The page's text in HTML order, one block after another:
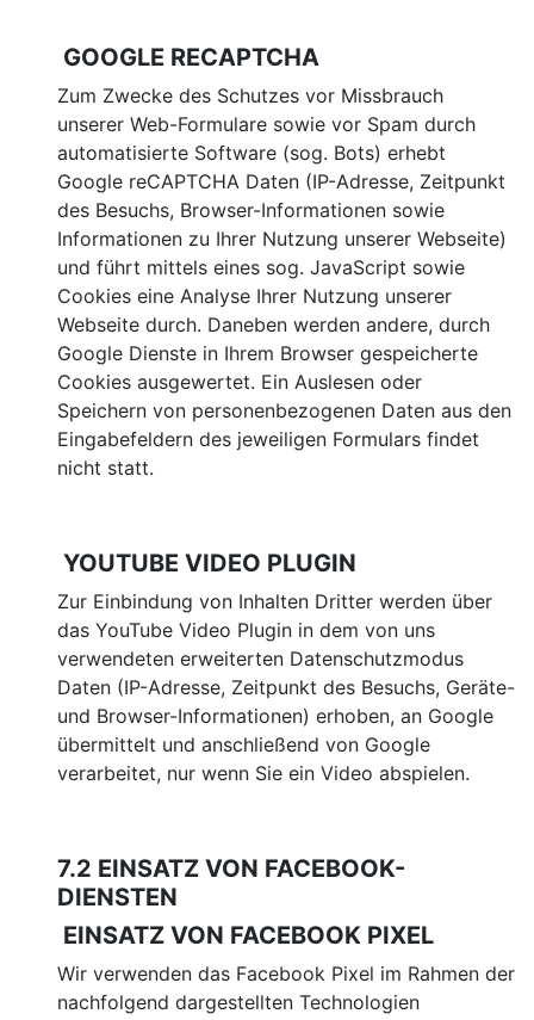
GOOGLE RECAPTCHA
Zum Zwecke des Schutzes vor Missbrauch
unserer Web-Formulare sowie vor Spam durch
automatisierte Software (sog. Bots) erhebt
Google reCAPTCHA Daten (IP-Adresse, Zeitpunkt
des Besuchs, Browser-Informationen sowie
Informationen zu Ihrer Nutzung unserer Webseite)
und führt mittels eines sog. JavaScript sowie
Cookies eine Analyse Ihrer Nutzung unserer
Webseite durch. Daneben werden andere, durch
Google Dienste in Ihrem Browser gespeicherte
Cookies ausgewertet. Ein Auslesen oder
Speichern von personenbezogenen Daten aus den
Eingabefeldern des jeweiligen Formulars findet
nicht statt.
YOUTUBE VIDEO PLUGIN
Zur Einbindung von Inhalten Dritter werden über
das YouTube Video Plugin in dem von uns
verwendeten erweiterten Datenschutzmodus
Daten (IP-Adresse, Zeitpunkt des Besuchs, Geräte-
und Browser-Informationen) erhoben, an Google
übermittelt und anschließend von Google
verarbeitet, nur wenn Sie ein Video abspielen.
7.2 EINSATZ VON FACEBOOK-
DIENSTEN
EINSATZ VON FACEBOOK PIXEL
Wir verwenden das Facebook Pixel im Rahmen der
nachfolgend dargestellten Technologien